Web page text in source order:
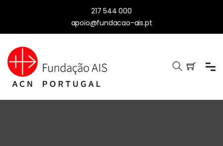
217 544 000
apoio@fundacao-ais.pt